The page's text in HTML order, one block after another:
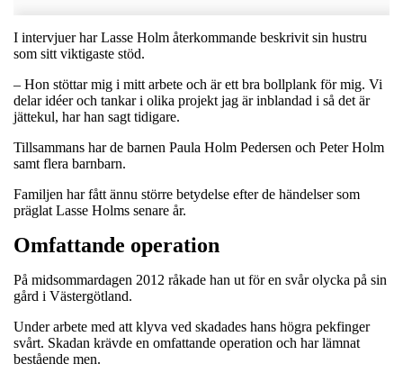
I intervjuer har Lasse Holm återkommande beskrivit sin hustru
som sitt viktigaste stöd.
– Hon stöttar mig i mitt arbete och är ett bra bollplank för mig. Vi
delar idéer och tankar i olika projekt jag är inblandad i så det är
jättekul, har han sagt tidigare.
Tillsammans har de barnen Paula Holm Pedersen och Peter Holm
samt flera barnbarn.
Familjen har fått ännu större betydelse efter de händelser som
präglat Lasse Holms senare år.
Omfattande operation
På midsommardagen 2012 råkade han ut för en svår olycka på sin
gård i Västergötland.
Under arbete med att klyva ved skadades hans högra pekfinger
svårt. Skadan krävde en omfattande operation och har lämnat
bestående men.